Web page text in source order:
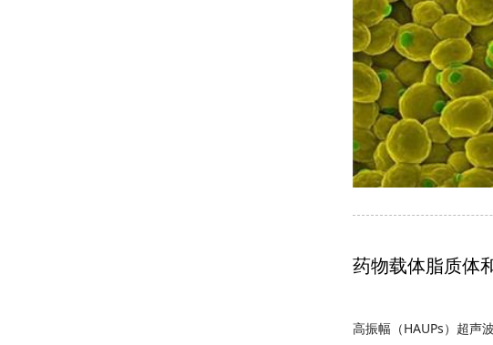
药物载体脂质体
高振幅（HAUPs）超声